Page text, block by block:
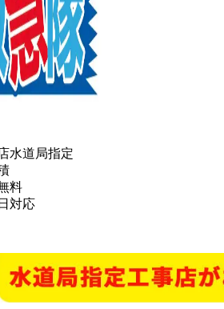
水道局指定
料
対応